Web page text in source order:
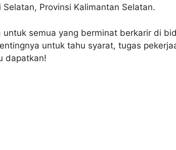
Provinsi Kalimantan Selatan.
untuk semua yang berminat berkarir di
untuk tahu syarat, tugas
dapatkan!